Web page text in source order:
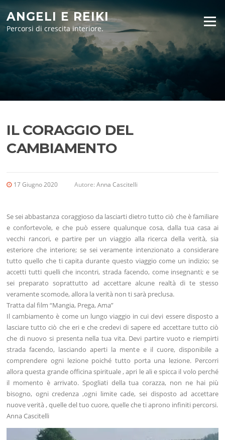
Vai
contenuto
ANGELI E REIKI
Percorsi di crescita interiore.
Menu
IL CORAGGIO DEL
CAMBIAMENTO
17 Giugno 2020 Autore:Anna Cascitelli
Se sei abbastanza coraggioso da lasciarti dietro tutto ciò che è familiare
e confortevole, e che può essere qualunque cosa, dalla tua casa ai
vecchi rancori, e partire per un viaggio alla ricerca della verità, sia
esteriore che interiore; se sei veramente intenzionato a considerare
tutto quello che ti capita durante questo viaggio come un indizio; se
accetti tutti quelli che incontri, strada facendo, come insegnanti; e se
sei preparato soprattutto ad accettare alcune realtà di te stesso
veramente scomode, allora la verità non ti sarà preclusa.
Tratta dal film “Mangia, Prega, Ama”
Il cambiamento è come un lungo viaggio in cui devi essere disposto a
lasciare tutto ciò che eri e che credevi di sapere ed accettare tutto ciò
che di nuovo si presenta nella tua vita. Devi partire vuoto e riempirti
strada facendo, lasciando aperti la mente e il cuore, disponibile a
comprendere ogni lezione poiché tutto porta una lezione. Percorri
allora questa grande officina spirituale , apri le ali e spicca il volo perché
il momento è arrivato. Spogliati della tua corazza, non ne hai più
bisogno, ogni credenza ,ogni limite cade, sei disposto ad accettare
nuove verità , quelle del tuo cuore, quelle che ti aprono infiniti percorsi.
Anna Cascitelli